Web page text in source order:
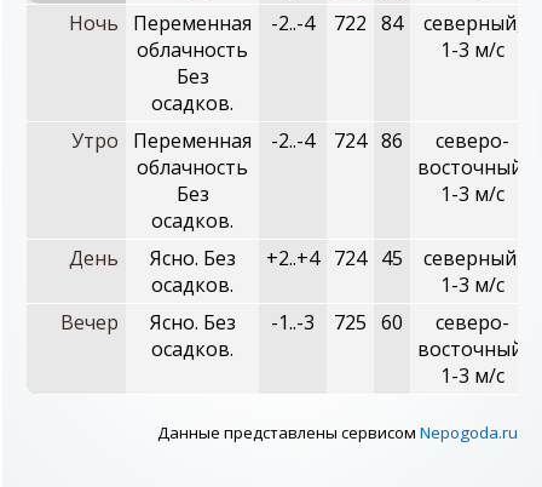
Ночь
Переменная
облачность
Без
осадков.
-2..-4 722 84
северный,
1-3 м/с
Утро
Переменная
облачность
Без
осадков.
-2..-4 724 86
северо-
восточный,
1-3 м/с
День
Ясно. Без
осадков.
+2..+4 724 45
северный,
1-3 м/с
Вечер
Ясно. Без
осадков.
-1..-3 725 60
северо-
восточный,
1-3 м/с
Данные представлены сервисом Nepogoda.ru